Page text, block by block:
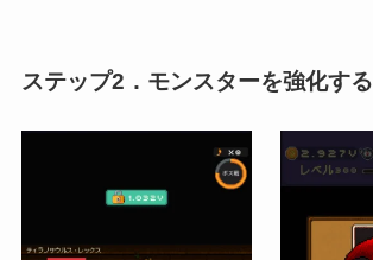
ステップ2．モンスターを強化する